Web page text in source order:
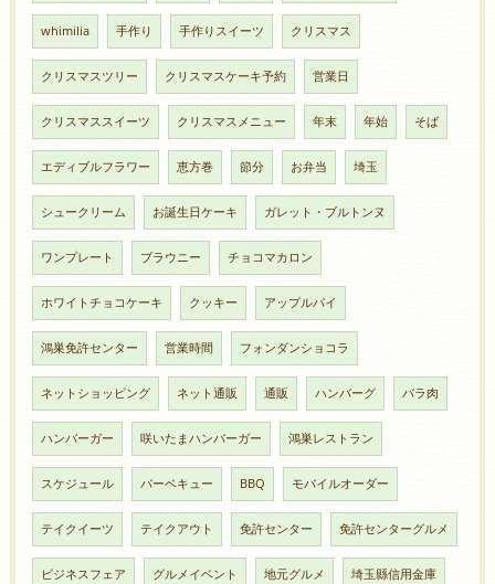
whimilia 手作り 手作りスイーツ クリスマス
クリスマスツリー クリスマスケーキ予約 営業日
クリスマススイーツ クリスマスメニュー 年末 年始 そば
エディブルフラワー 恵方巻 節分 お弁当 埼玉
シュークリーム お誕生日ケーキ ガレット・ブルトンヌ
ワンプレート ブラウニー チョコマカロン
ホワイトチョコケーキ クッキー アップルパイ
鴻巣免許センター 営業時間 フォンダンショコラ
ネットショッピング ネット通販 通販 ハンバーグ バラ肉
ハンバーガー 咲いたまハンバーガー 鴻巣レストラン
スケジュール バーベキュー BBQ モバイルオーダー
テイクイーツ テイクアウト 免許センター 免許センターグルメ
ビジネスフェア グルメイベント 地元グルメ 埼玉縣信用金庫